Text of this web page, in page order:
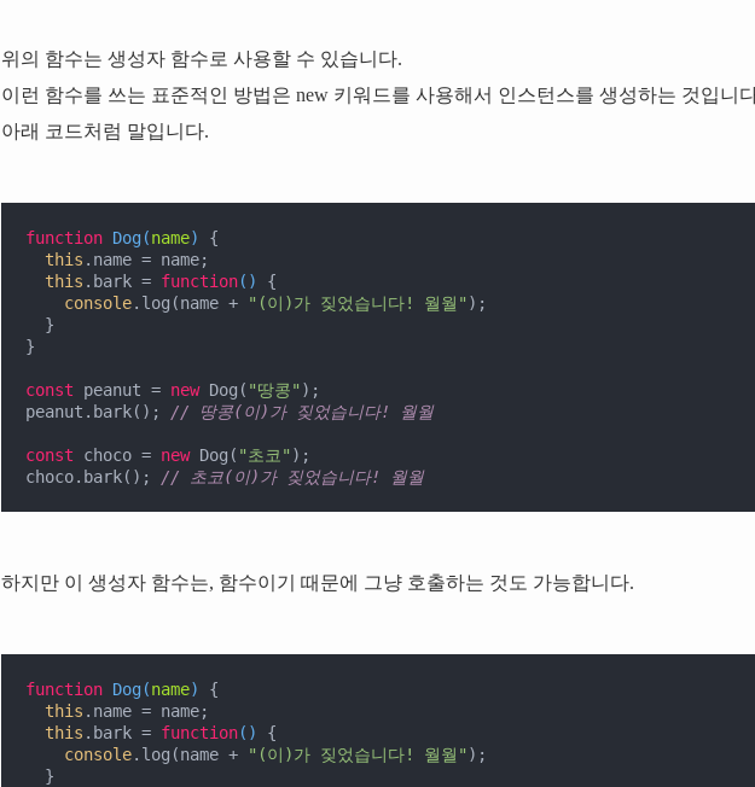
위의 함수는 생성자 함수로 사용할 수 있습니다.
이런 함수를 쓰는 표준적인 방법은 new 키워드를 사용해서 인스턴스를 생성하는 것입니
아래 코드처럼 말입니다.
function Dog (name) {
this .name = name;
this .bark = function( ) {
console.log(name + "(이)가 짖었습니다! 월월" );
  }
}
const peanut = new Dog( "땅콩" );
peanut.bark(); // 땅콩(이)가 짖었습니다! 월월
const choco = new Dog( "초코" );
choco.bark(); // 초코(이)가 짖었습니다! 월월
하지만 이 생성자 함수는, 함수이기 때문에 그냥 호출하는 것도 가능합니다.
function Dog (name) {
this .name = name;
this .bark = function( ) {
console.log(name + "(이)가 짖었습니다! 월월" );
  }